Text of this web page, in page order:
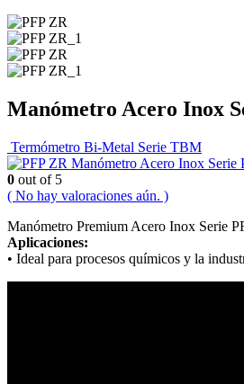
Manómetro Acero Inox
Termómetro Bi-Metal Serie TBM
Manómetro Acero Inox
0 out of 5
( No hay valoraciones aún. )
Manómetro Premium Acero Inox Serie
Aplicaciones:
• Ideal para procesos químicos y la